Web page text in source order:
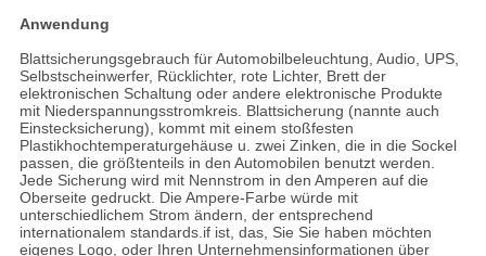
Anwendung
Blattsicherungsgebrauch für Automobilbeleuchtung, Audio, UPS,
Selbstscheinwerfer, Rücklichter, rote Lichter, Brett der
elektronischen Schaltung oder andere elektronische Produkte
mit Niederspannungsstromkreis. Blattsicherung (nannte auch
Einstecksicherung), kommt mit einem stoßfesten
Plastikhochtemperaturgehäuse u. zwei Zinken, die in die Sockel
passen, die größtenteils in den Automobilen benutzt werden.
Jede Sicherung wird mit Nennstrom in den Amperen auf die
Oberseite gedruckt. Die Ampere-Farbe würde mit
unterschiedlichem Strom ändern, der entsprechend
internationalem standards.if ist, das, Sie Sie haben möchten
eigenes Logo, oder Ihren Unternehmensinformationen über